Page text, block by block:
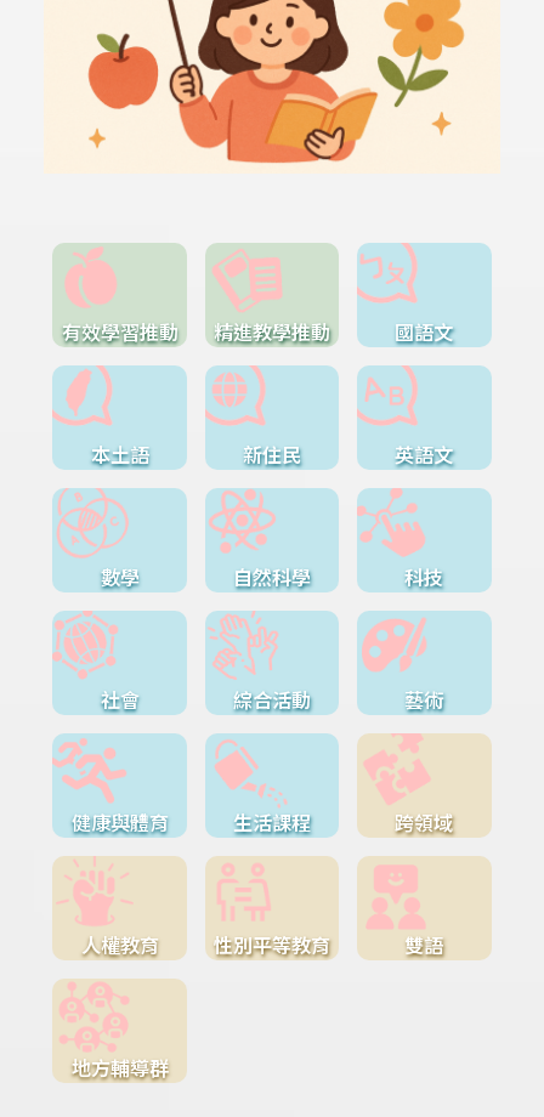
有效學習推動 精進教學推動 國語文
本土語 新住民 英語文
數學 自然科學 科技
社會 綜合活動 藝術
健康與體育 生活課程 跨領域
人權教育 性別平等教育 雙語
地方輔導群